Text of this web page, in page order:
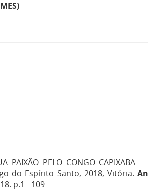
PAIXÃO PELO CONGO CAPIXABA –
do Espírito Santo, 2018, Vitória.
p.1 - 109